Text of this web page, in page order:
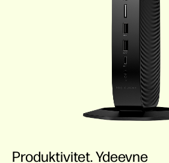
Produktivitet. Ydeevne